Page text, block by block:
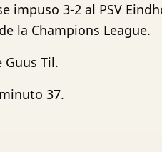
impuso 3-2 al PSV
la Champions League.
Guus Til.
37.